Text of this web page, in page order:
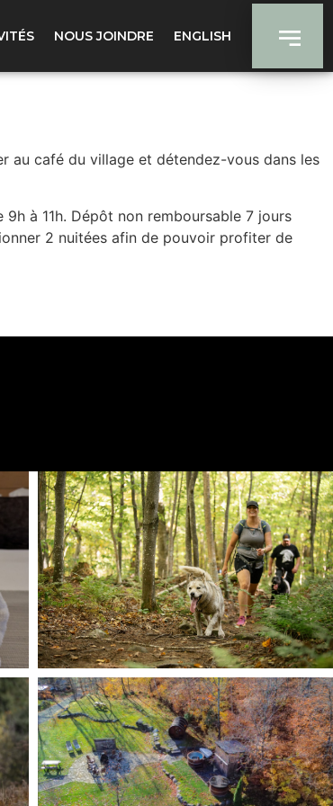
NOUS JOINDRE ENGLISH
au café du village et détendez-vous dans les
à 11h. Dépôt non remboursable 7 jours
2 nuitées afin de pouvoir profiter de